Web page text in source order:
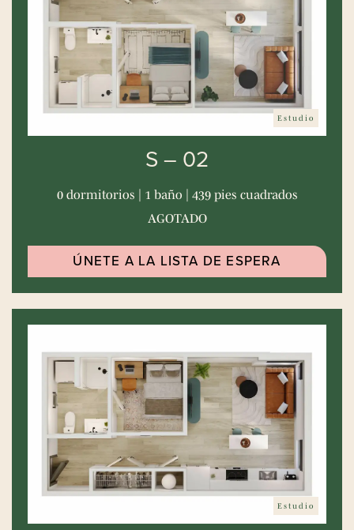
Estudio
S – 02
0 dormitorios | 1 baño | 439 pies cuadrados
AGOTADO
ÚNETE A LA LISTA DE ESPERA
Estudio